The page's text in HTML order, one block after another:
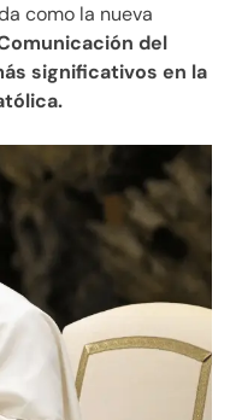
como la nueva
del
significativos en la